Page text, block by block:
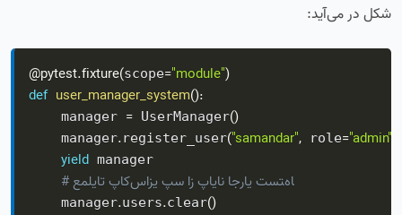
شکل در می‌آید:
@pytest.fixture(scope="module")
def user_manager_system():
    manager
= UserManager()
    manager
.register_user("samandar", role="admin"
yield manager
# عملیات پاک‌سازی پس از پایان اجرای تست‌ها
    manager
.users.clear()